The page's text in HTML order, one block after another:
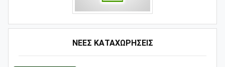
ΝΕΕΣ ΚΑΤΑΧΩΡΗΣΕΙΣ